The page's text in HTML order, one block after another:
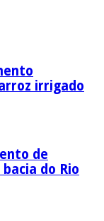
irrigado
de
do Rio